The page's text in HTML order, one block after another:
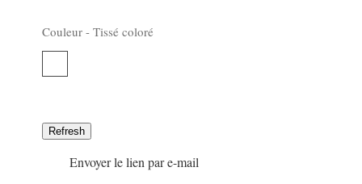
Couleur -Tissé coloré
coloré
Envoyer le lien par e-mail